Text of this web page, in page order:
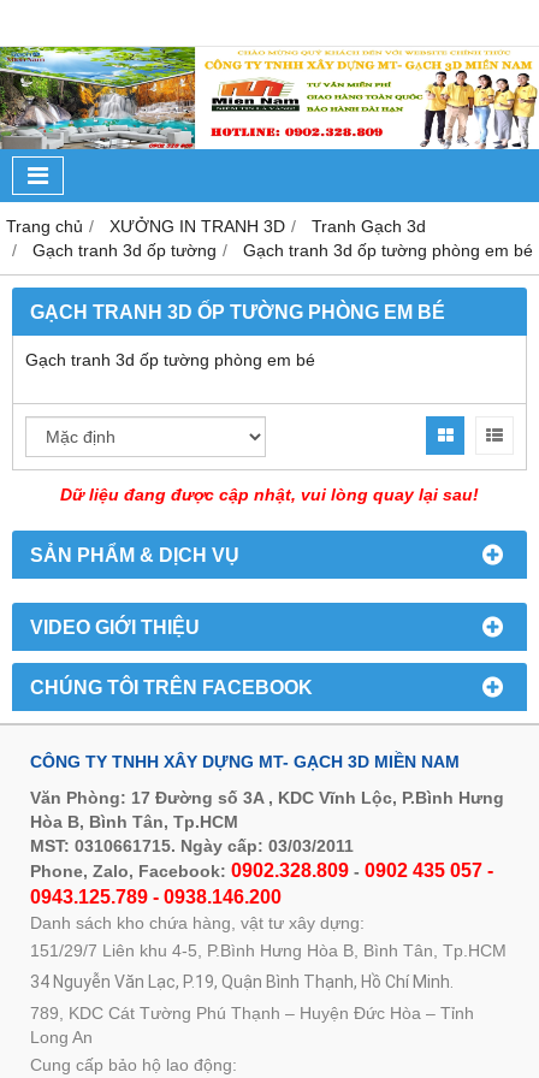
Trang chủ XƯỞNG IN TRANH 3D
Tranh Gạch 3d
Gạch tranh 3d ốp tường
Gạch tranh 3d ốp tường phòng em bé
SẢN PHẨM & DỊCH VỤ
VIDEO GIỚI THIỆU
CHÚNG TÔI TRÊN FACEBOOK
GẠCH TRANH 3D ỐP TƯỜNG PHÒNG EM BÉ
Gạch tranh 3d ốp tường phòng em bé
Dữ liệu đang được cập nhật, vui lòng quay lại sau!
CÔNG TY TNHH XÂY DỰNG MT- GẠCH 3D MIỀN NAM
Văn Phòng: 17 Đường số 3A , KDC Vĩnh Lộc, P.Bình Hưng
Hòa B, Bình Tân, Tp.HCM
MST: 0310661715. Ngày cấp: 03/03/2011
Phone, Zalo, Facebook: 0902.328.809 - 0902 435 057 -
0943.125.789 - 0938.146.200
Danh sách kho chứa hàng, vật tư xây dựng:
151/29/7 Liên khu 4-5, P.Bình Hưng Hòa B, Bình Tân, Tp.HCM
34 Nguyễn Văn Lạc, P.19, Quận Bình Thạnh, Hồ Chí Minh.
789, KDC Cát Tường Phú Thạnh – Huyện Đức Hòa – Tỉnh
Long An
Cung cấp bảo hộ lao động: